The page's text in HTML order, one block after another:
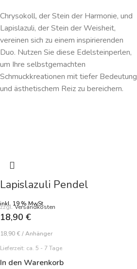
Chrysokoll, der Stein der Harmonie, und
Lapislazuli, der Stein der Weisheit,
vereinen sich zu einem inspirierenden
Duo. Nutzen Sie diese Edelsteinperlen,
um Ihre selbstgemachten
Schmuckkreationen mit tiefer Bedeutung
und ästhetischem Reiz zu bereichern.
Lapislazuli Pendel
inkl. 19 % MwSt.
zzgl.Versandkosten
18,90 €
18,90 € /Anhänger
Lieferzeit: ca. 5 - 7 Tage
In den Warenkorb